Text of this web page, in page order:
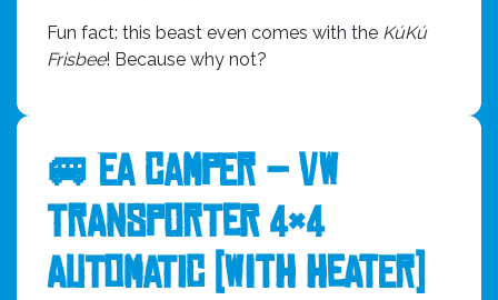
Fun fact: this beast even comes with the KúKú
Frisbee! Because why not?
🚐 EA Camper – VW
Transporter 4×4
Automatic (with Heater)